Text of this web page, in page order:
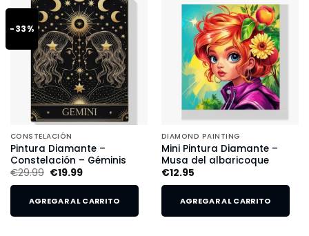
-33%
CONSTELACIÓN
Pintura Diamante –
Constelación – Géminis
€29.99 €19.99
AGREGAR AL CARRITO
DIAMOND PAINTING
Mini Pintura Diamante –
Musa del albaricoque
€12.95
AGREGAR AL CARRITO